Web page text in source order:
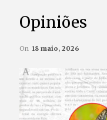
Opiniões
On 18 maio, 2026